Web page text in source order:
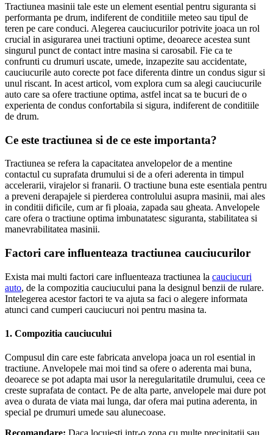
Tractiunea masinii tale este un element esential pentru siguranta si
performanta pe drum, indiferent de conditiile meteo sau tipul de
teren pe care conduci. Alegerea cauciucurilor potrivite joaca un rol
crucial in asigurarea unei tractiuni optime, deoarece acestea sunt
singurul punct de contact intre masina si carosabil. Fie ca te
confrunti cu drumuri uscate, umede, inzapezite sau accidentate,
cauciucurile auto corecte pot face diferenta dintre un condus sigur si
unul riscant. In acest articol, vom explora cum sa alegi cauciucurile
auto care sa ofere tractiune optima, astfel incat sa te bucuri de o
experienta de condus confortabila si sigura, indiferent de conditiile
de drum.
Ce este tractiunea si de ce este importanta?
Tractiunea se refera la capacitatea anvelopelor de a mentine
contactul cu suprafata drumului si de a oferi aderenta in timpul
accelerarii, virajelor si franarii. O tractiune buna este esentiala pentru
a preveni derapajele si pierderea controlului asupra masinii, mai ales
in conditii dificile, cum ar fi ploaia, zapada sau gheata. Anvelopele
care ofera o tractiune optima imbunatatesc siguranta, stabilitatea si
manevrabilitatea masinii.
Factori care influenteaza tractiunea cauciucurilor
Exista mai multi factori care influenteaza tractiunea la cauciucuri
auto, de la compozitia cauciucului pana la designul benzii de rulare.
Intelegerea acestor factori te va ajuta sa faci o alegere informata
atunci cand cumperi cauciucuri noi pentru masina ta.
1. Compozitia cauciucului
Compusul din care este fabricata anvelopa joaca un rol esential in
tractiune. Anvelopele mai moi tind sa ofere o aderenta mai buna,
deoarece se pot adapta mai usor la neregularitatile drumului, ceea ce
creste suprafata de contact. Pe de alta parte, anvelopele mai dure pot
avea o durata de viata mai lunga, dar ofera mai putina aderenta, in
special pe drumuri umede sau alunecoase.